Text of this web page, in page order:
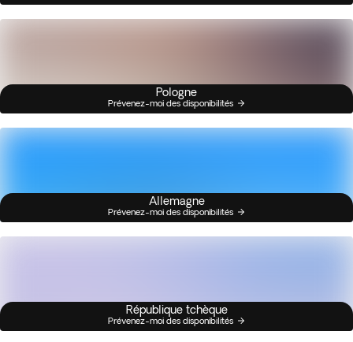
Pologne
Prévenez-moi des disponibilités
Allemagne
Prévenez-moi des disponibilités
République tchèque
Prévenez-moi des disponibilités